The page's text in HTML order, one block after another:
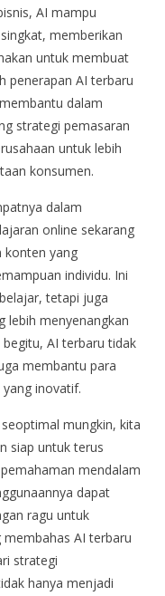
AI mampu
memberikan
untuk membuat
penerapan AI terbaru
dalam
strategi pemasaran
untuk lebih
konsumen.
dalam
online sekarang
konten yang
individu. Ini
tetapi juga
lebih menyenangkan
AI terbaru tidak
membantu para
inovatif.
mungkin, kita
siap untuk terus
mendalam
dapat
ragu untuk
AI terbaru
strategi
hanya menjadi